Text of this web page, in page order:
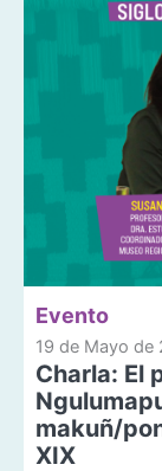
Evento
19 de Mayo de
Charla: El
makuñ/
XIX